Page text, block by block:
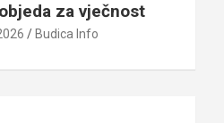
za vječnost
Budica Info